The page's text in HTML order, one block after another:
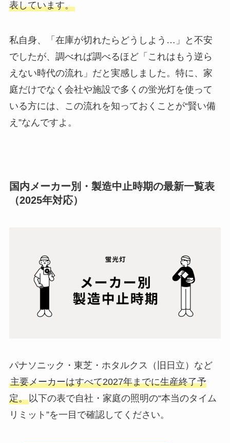
表しています。
私自身、「在庫が切れたらどうしよう…」と不安
でしたが、調べれば調べるほど「これはもう逆ら
えない時代の流れ」だと実感しました。特に、家
庭だけでなく会社や施設で多くの蛍光灯を使って
いる方には、この流れを知っておくことが“賢い備
え”なんですよ。
国内メーカー別・製造中止時期の最新一覧表
（2025年対応）
パナソニック・東芝・ホタルクス（旧日立）など
主要メーカーはすべて2027年までに生産終了予
定。以下の表で自社・家庭の照明の“本当のタイム
リミット”を一目で確認してください。